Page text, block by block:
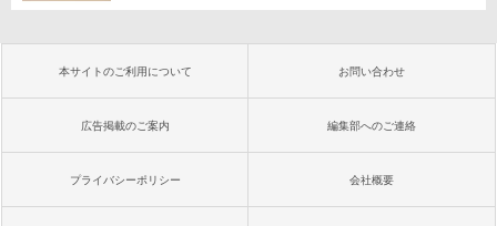
本サイトのご利用について お問い合わせ
広告掲載のご案内 編集部へのご連絡
プライバシーポリシー 会社概要